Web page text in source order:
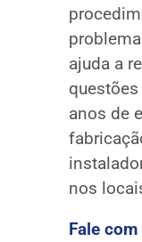
ajuda a
anos de
nos
Fale